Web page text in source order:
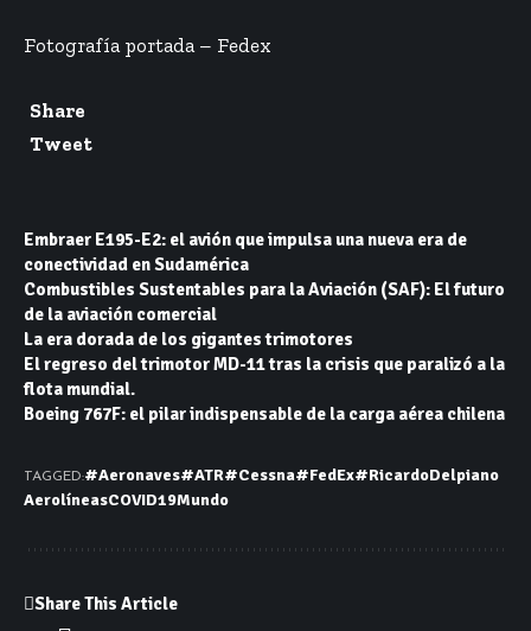
Fotografía portada – Fedex
Share
Tweet
Embraer E195-E2: el avión que impulsa una nueva era de
conectividad en Sudamérica
Combustibles Sustentables para la Aviación (SAF): El futuro
de la aviación comercial
La era dorada de los gigantes trimotores
El regreso del trimotor MD-11 tras la crisis que paralizó a la
flota mundial.
Boeing 767F: el pilar indispensable de la carga aérea chilena
TAGGED:#Aeronaves#ATR#Cessna#FedEx#RicardoDelpiano
AerolíneasCOVID19Mundo
Share This Article